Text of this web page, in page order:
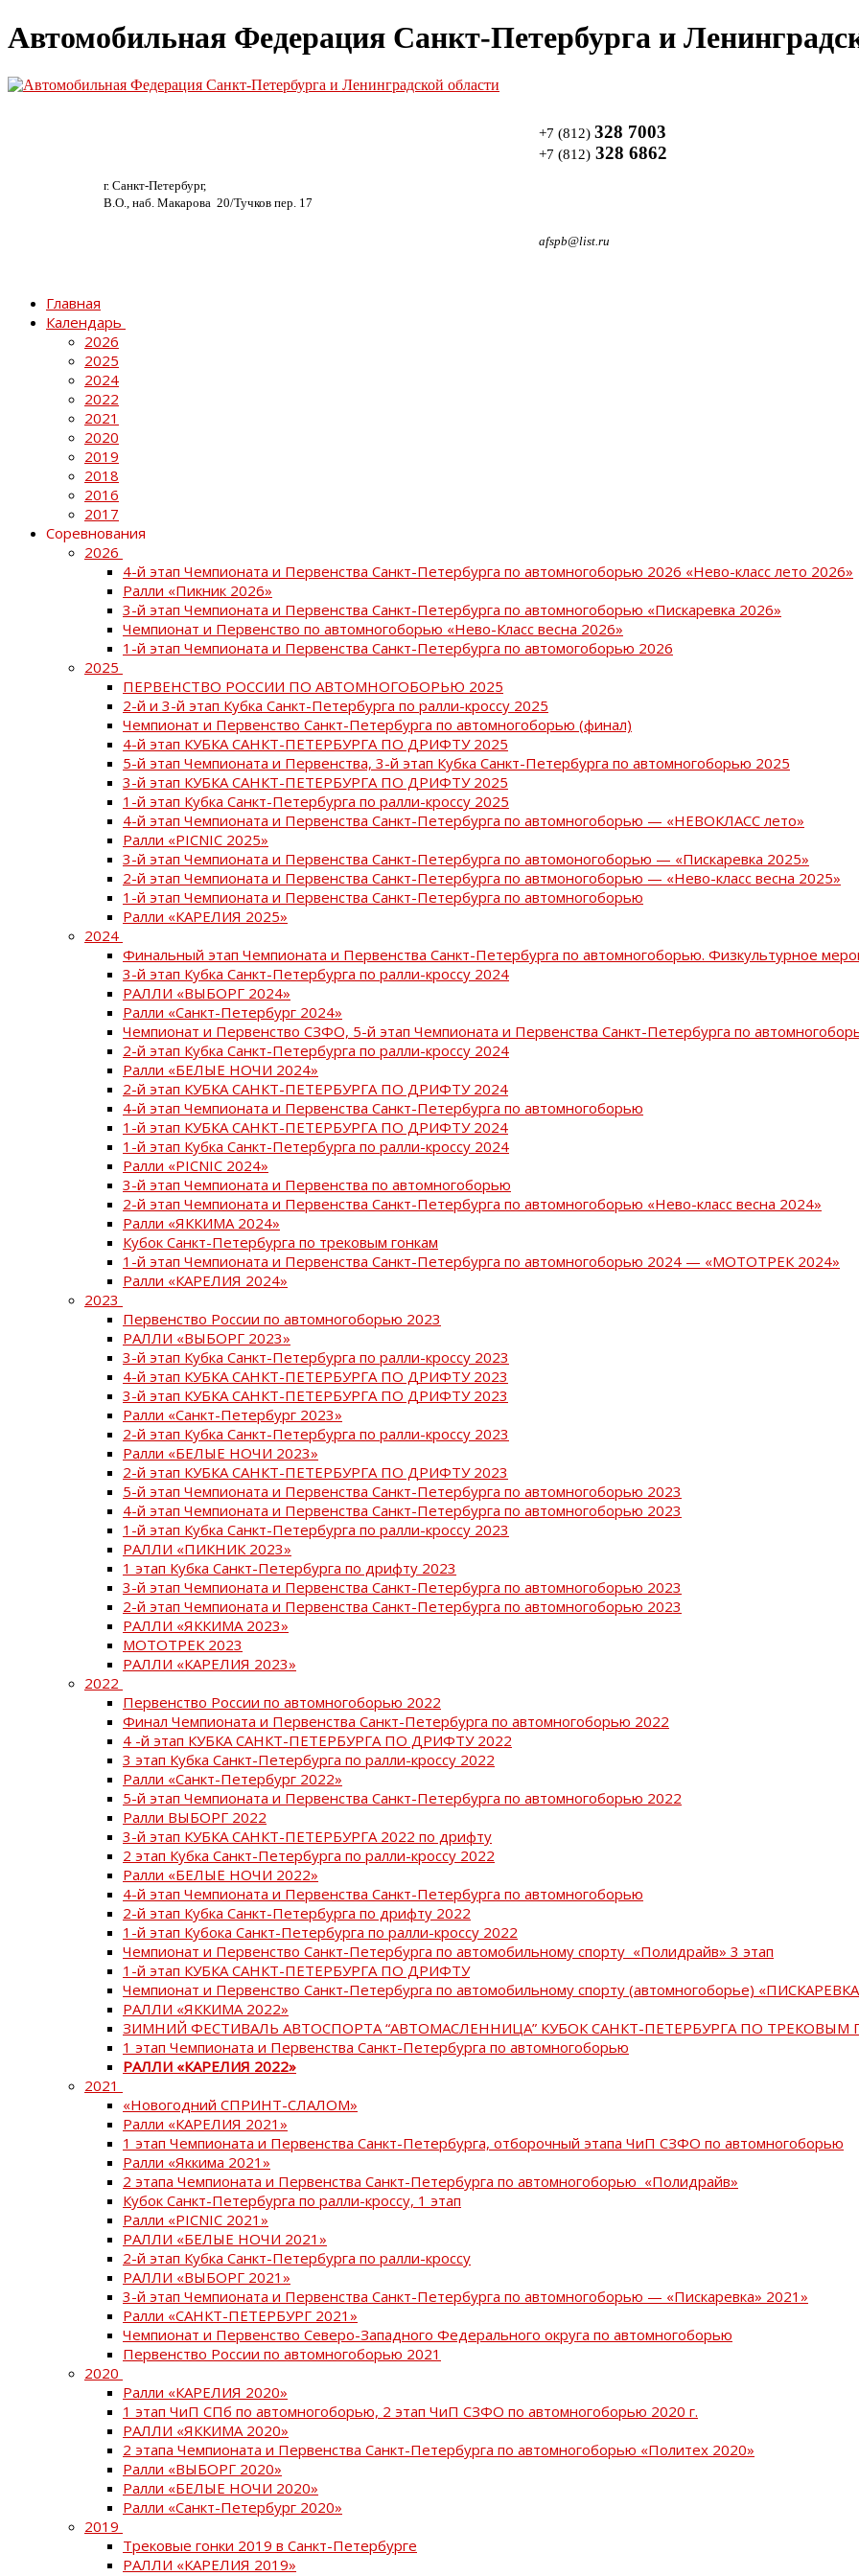
Автомобильная Федерация Санкт-Петербурга и
г. Санкт-Петербург,
В.О., наб. Макарова 20/Тучков пер. 17
+7 (812) 328 7003
+7 (812) 328 6862
afspb@list.ru
Главная
Календарь
2026
2025
2024
2022
2021
2020
2019
2018
2016
2017
Соревнования
2026
4-й этап Чемпионата и Первенства Санкт-Петербурга по автомногоборью 2026 «Нево-класс лето 2026»
Ралли «Пикник 2026»
3-й этап Чемпионата и Первенства Санкт-Петербурга по автомногоборью «Пискаревка 2026»
Чемпионат и Первенство по автомногоборью «Нево-Класс весна 2026»
1-й этап Чемпионата и Первенства Санкт-Петербурга по автомогоборью 2026
2025
ПЕРВЕНСТВО РОССИИ ПО АВТОМНОГОБОРЬЮ 2025
2-й и 3-й этап Кубка Санкт-Петербурга по ралли-кроссу 2025
Чемпионат и Первенство Санкт-Петербурга по автомногоборью (финал)
4-й этап КУБКА САНКТ-ПЕТЕРБУРГА ПО ДРИФТУ 2025
5-й этап Чемпионата и Первенства, 3-й этап Кубка Санкт-Петербурга по автомногоборью 2025
3-й этап КУБКА САНКТ-ПЕТЕРБУРГА ПО ДРИФТУ 2025
1-й этап Кубка Санкт-Петербурга по ралли-кроссу 2025
4-й этап Чемпионата и Первенства Санкт-Петербурга по автомногоборью — «НЕВОКЛАСС лето»
Ралли «PICNIC 2025»
3-й этап Чемпионата и Первенства Санкт-Петербурга по автомоногоборью — «Пискаревка 2025»
2-й этап Чемпионата и Первенства Санкт-Петербурга по автмоногоборью — «Нево-класс весна 2025»
1-й этап Чемпионата и Первенства Санкт-Петербурга по автомногоборью
Ралли «КАРЕЛИЯ 2025»
2024
Финальный этап Чемпионата и Первенства Санкт-Петербурга по автомногоборью. Физкультурное
3-й этап Кубка Санкт-Петербурга по ралли-кроссу 2024
РАЛЛИ «ВЫБОРГ 2024»
Ралли «Санкт-Петербург 2024»
Чемпионат и Первенство СЗФО, 5-й этап Чемпионата и Первенства Санкт-Петербурга по
2-й этап Кубка Санкт-Петербурга по ралли-кроссу 2024
Ралли «БЕЛЫЕ НОЧИ 2024»
2-й этап КУБКА САНКТ-ПЕТЕРБУРГА ПО ДРИФТУ 2024
4-й этап Чемпионата и Первенства Санкт-Петербурга по автомногоборью
1-й этап КУБКА САНКТ-ПЕТЕРБУРГА ПО ДРИФТУ 2024
1-й этап Кубка Санкт-Петербурга по ралли-кроссу 2024
Ралли «PICNIC 2024»
3-й этап Чемпионата и Первенства по автомногоборью
2-й этап Чемпионата и Первенства Санкт-Петербурга по автомногоборью «Нево-класс весна 2024»
Ралли «ЯККИМА 2024»
Кубок Санкт-Петербурга по трековым гонкам
1-й этап Чемпионата и Первенства Санкт-Петербурга по автомногоборью 2024 — «МОТОТРЕК 2024»
Ралли «КАРЕЛИЯ 2024»
2023
Первенство России по автомногоборью 2023
РАЛЛИ «ВЫБОРГ 2023»
3-й этап Кубка Санкт-Петербурга по ралли-кроссу 2023
4-й этап КУБКА САНКТ-ПЕТЕРБУРГА ПО ДРИФТУ 2023
3-й этап КУБКА САНКТ-ПЕТЕРБУРГА ПО ДРИФТУ 2023
Ралли «Санкт-Петербург 2023»
2-й этап Кубка Санкт-Петербурга по ралли-кроссу 2023
Ралли «БЕЛЫЕ НОЧИ 2023»
2-й этап КУБКА САНКТ-ПЕТЕРБУРГА ПО ДРИФТУ 2023
5-й этап Чемпионата и Первенства Санкт-Петербурга по автомногоборью 2023
4-й этап Чемпионата и Первенства Санкт-Петербурга по автомногоборью 2023
1-й этап Кубка Санкт-Петербурга по ралли-кроссу 2023
РАЛЛИ «ПИКНИК 2023»
1 этап Кубка Санкт-Петербурга по дрифту 2023
3-й этап Чемпионата и Первенства Санкт-Петербурга по автомногоборью 2023
2-й этап Чемпионата и Первенства Санкт-Петербурга по автомногоборью 2023
РАЛЛИ «ЯККИМА 2023»
МОТОТРЕК 2023
РАЛЛИ «КАРЕЛИЯ 2023»
2022
Первенство России по автомногоборью 2022
Финал Чемпионата и Первенства Санкт-Петербурга по автомногоборью 2022
4 -й этап КУБКА САНКТ-ПЕТЕРБУРГА ПО ДРИФТУ 2022
3 этап Кубка Санкт-Петербурга по ралли-кроссу 2022
Ралли «Санкт-Петербург 2022»
5-й этап Чемпионата и Первенства Санкт-Петербурга по автомногоборью 2022
Ралли ВЫБОРГ 2022
3-й этап КУБКА САНКТ-ПЕТЕРБУРГА 2022 по дрифту
2 этап Кубка Санкт-Петербурга по ралли-кроссу 2022
Ралли «БЕЛЫЕ НОЧИ 2022»
4-й этап Чемпионата и Первенства Санкт-Петербурга по автомногоборью
2-й этап Кубка Санкт-Петербурга по дрифту 2022
1-й этап Кубока Санкт-Петербурга по ралли-кроссу 2022
Чемпионат и Первенство Санкт-Петербурга по автомобильному спорту «Полидрайв» 3 этап
1-й этап КУБКА САНКТ-ПЕТЕРБУРГА ПО ДРИФТУ
Чемпионат и Первенство Санкт-Петербурга по автомобильному спорту (автомногоборье)
РАЛЛИ «ЯККИМА 2022»
ЗИМНИЙ ФЕСТИВАЛЬ АВТОСПОРТА “АВТОМАСЛЕННИЦА” КУБОК САНКТ-ПЕТЕРБУРГА ПО ТРЕКОВЫМ
1 этап Чемпионата и Первенства Санкт-Петербурга по автомногоборью
РАЛЛИ «КАРЕЛИЯ 2022»
2021
«Новогодний СПРИНТ-СЛАЛОМ»
Ралли «КАРЕЛИЯ 2021»
1 этап Чемпионата и Первенства Санкт-Петербурга, отборочный этапа ЧиП СЗФО по автомногоборью
Ралли «Яккима 2021»
2 этапа Чемпионата и Первенства Санкт-Петербурга по автомногоборью «Полидрайв»
Кубок Санкт-Петербурга по ралли-кроссу, 1 этап
Ралли «PICNIC 2021»
РАЛЛИ «БЕЛЫЕ НОЧИ 2021»
2-й этап Кубка Санкт-Петербурга по ралли-кроссу
РАЛЛИ «ВЫБОРГ 2021»
3-й этап Чемпионата и Первенства Санкт-Петербурга по автомногоборью — «Пискаревка» 2021»
Ралли «САНКТ-ПЕТЕРБУРГ 2021»
Чемпионат и Первенство Северо-Западного Федерального округа по автомногоборью
Первенство России по автомногоборью 2021
2020
Ралли «КАРЕЛИЯ 2020»
1 этап ЧиП СПб по автомногоборью, 2 этап ЧиП СЗФО по автомногоборью 2020 г.
РАЛЛИ «ЯККИМА 2020»
2 этапа Чемпионата и Первенства Санкт-Петербурга по автомногоборью «Политех 2020»
Ралли «ВЫБОРГ 2020»
Ралли «БЕЛЫЕ НОЧИ 2020»
Ралли «Санкт-Петербург 2020»
2019
Трековые гонки 2019 в Санкт-Петербурге
РАЛЛИ «КАРЕЛИЯ 2019»